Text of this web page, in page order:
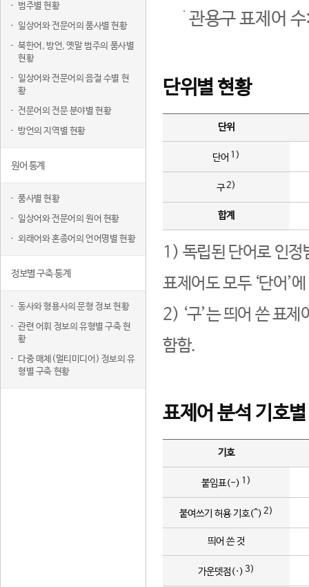
범주별 현황
일상어와 전문어의 품사별 현황
북한어, 방언, 옛말 범주의 품사별
현황
일상어와 전문어의 음절 수별 현
황
전문어의 전문 분야별 현황
방언의 지역별 현황
원어 통계
품사별 현황
일상어와 전문어의 원어 현황
외래어와 혼종어의 언어명별 현황
정보별 구축 통계
동사와 형용사의 문형 정보 현황
관련 어휘 정보의 유형별 구축 현
황
다중 매체(멀티미디어) 정보의 유
형별 구축 현황
관용구 표제어
단위별 현황
단위
단어 1)
구2)
합계
1) 독립된 단어로 인정
표제어도 모두 ‘단어’
2) ‘구’는 띄어 쓴 표
함함.
표제어 분석 기호
기호
붙임표(-) 1)
붙여쓰기 허용 기호(^) 2)
띄어 쓴 것
가운뎃점(·) 3)